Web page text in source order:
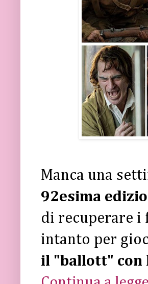
Manca una
92esima
di recuperare i
intanto per
il "ballott" con